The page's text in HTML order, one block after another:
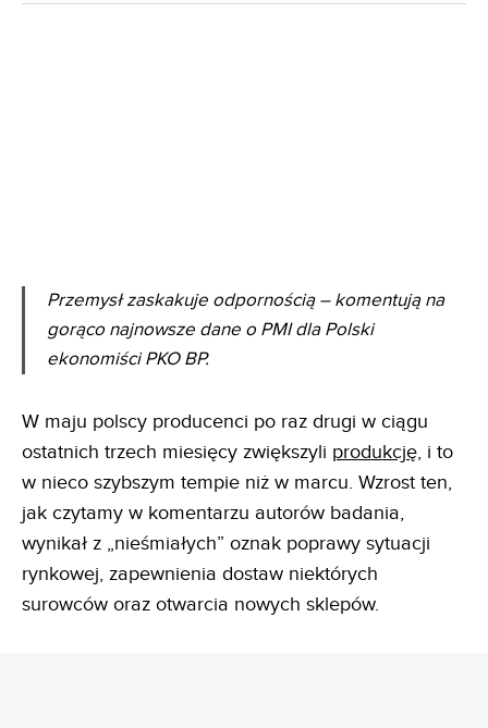
Przemysł zaskakuje odpornością – komentują na
gorąco najnowsze dane o PMI dla Polski
ekonomiści PKO BP.
W maju polscy producenci po raz drugi w ciągu
ostatnich trzech miesięcy zwiększyli produkcję, i to
w nieco szybszym tempie niż w marcu. Wzrost ten,
jak czytamy w komentarzu autorów badania,
wynikał z „nieśmiałych” oznak poprawy sytuacji
rynkowej, zapewnienia dostaw niektórych
surowców oraz otwarcia nowych sklepów.